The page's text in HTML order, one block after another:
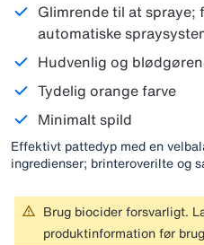
Glimrende til at
automatiske
Hudvenlig og
Tydelig orange farve
Minimalt spild
Effektivt pattedyp med en
ingredienser; brinteroverilte og
Brug biocider forsvarligt.
produktinformation før